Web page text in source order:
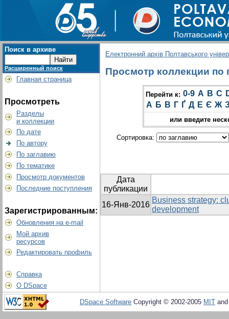
Поиск в архиве
Расширенный поиск
Главная страница
Просмотреть
Разделы
и коллекции
По дате
По автору
По заглавию
По тематике
Просмотр документов
Последние поступления
Зарегистрированным:
Обновления на e-mail
Мой архив
ресурсов
Редактировать профиль
Справка
О DSpace
Електронний архів Полтавського
Просмотр коллекции по
Перейти к: 0-9 A B C
А Б В Г Ґ Д Е Є Ж
или введите
Сортировка:
Дата
публикации
16-Янв-2016
Business strategy:
development
DSpace Software Copyright © 2002-2005 MIT